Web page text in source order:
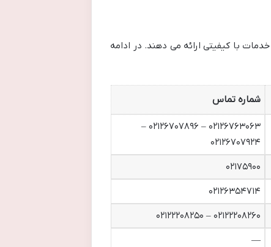
با کیفیتی ارائه می دهند. در ادامه
شماره تماس
۰۲۱۲۶۷۶۳۰۶۳ – ۰۲۱۲۶۷۰۷۸۹۶ –
۰۲۱۲۶۷۰۷۹۲۴
۰۲۱۷۵۹۰۰
۰۲۱۲۶۳۵۴۷۱۴
۰۲۱۲۲۲۰۸۲۶۰ – ۰۲۱۲۲۲۰۸۲۵۰
—